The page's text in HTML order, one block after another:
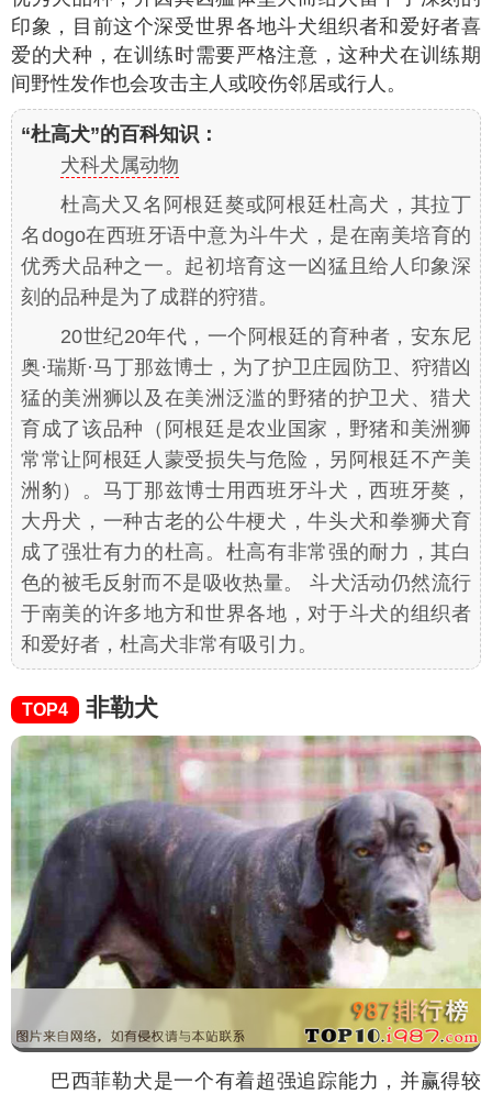
印象，目前这个深受世界各地斗犬组织者和爱好者喜
爱的犬种，在训练时需要严格注意，这种犬在训练期
间野性发作也会攻击主人或咬伤邻居或行人。
“杜高犬”的百科知识：
犬科犬属动物
杜高犬又名阿根廷獒或阿根廷杜高犬，其拉丁
名dogo在西班牙语中意为斗牛犬，是在南美培育的
优秀犬品种之一。起初培育这一凶猛且给人印象深
刻的品种是为了成群的狩猎。
20世纪20年代，一个阿根廷的育种者，安东尼
奥·瑞斯·马丁那兹博士，为了护卫庄园防卫、狩猎凶
猛的美洲狮以及在美洲泛滥的野猪的护卫犬、猎犬
育成了该品种（阿根廷是农业国家，野猪和美洲狮
常常让阿根廷人蒙受损失与危险，另阿根廷不产美
洲豹）。马丁那兹博士用西班牙斗犬，西班牙獒，
大丹犬，一种古老的公牛梗犬，牛头犬和拳狮犬育
成了强壮有力的杜高。杜高有非常强的耐力，其白
色的被毛反射而不是吸收热量。 斗犬活动仍然流行
于南美的许多地方和世界各地，对于斗犬的组织者
和爱好者，杜高犬非常有吸引力。
TOP4 非勒犬
巴西菲勒犬是一个有着超强追踪能力，并赢得较